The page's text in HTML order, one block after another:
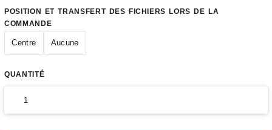
POSITION ET TRANSFERT DES FICHIERS LORS DE LA
COMMANDE
Centre Aucune
QUANTITÉ